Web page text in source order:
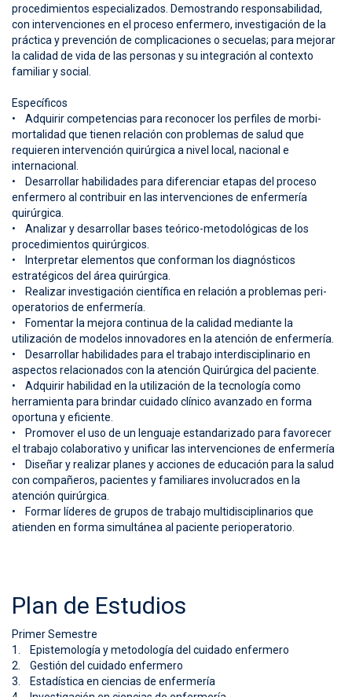
procedimientos especializados. Demostrando responsabilidad,
con intervenciones en el proceso enfermero, investigación de la
práctica y prevención de complicaciones o secuelas; para mejorar
la calidad de vida de las personas y su integración al contexto
familiar y social.
Específicos
• Adquirir competencias para reconocer los perfiles de morbi-
mortalidad que tienen relación con problemas de salud que
requieren intervención quirúrgica a nivel local, nacional e
internacional.
• Desarrollar habilidades para diferenciar etapas del proceso
enfermero al contribuir en las intervenciones de enfermería
quirúrgica.
• Analizar y desarrollar bases teórico-metodológicas de los
procedimientos quirúrgicos.
• Interpretar elementos que conforman los diagnósticos
estratégicos del área quirúrgica.
• Realizar investigación científica en relación a problemas peri-
operatorios de enfermería.
• Fomentar la mejora continua de la calidad mediante la
utilización de modelos innovadores en la atención de enfermería.
• Desarrollar habilidades para el trabajo interdisciplinario en
aspectos relacionados con la atención Quirúrgica del paciente.
• Adquirir habilidad en la utilización de la tecnología como
herramienta para brindar cuidado clínico avanzado en forma
oportuna y eficiente.
• Promover el uso de un lenguaje estandarizado para favorecer
el trabajo colaborativo y unificar las intervenciones de enfermería
• Diseñar y realizar planes y acciones de educación para la salud
con compañeros, pacientes y familiares involucrados en la
atención quirúrgica.
• Formar líderes de grupos de trabajo multidisciplinarios que
atienden en forma simultánea al paciente perioperatorio.
Plan de Estudios
Primer Semestre
1. Epistemología y metodología del cuidado enfermero
2. Gestión del cuidado enfermero
3. Estadística en ciencias de enfermería